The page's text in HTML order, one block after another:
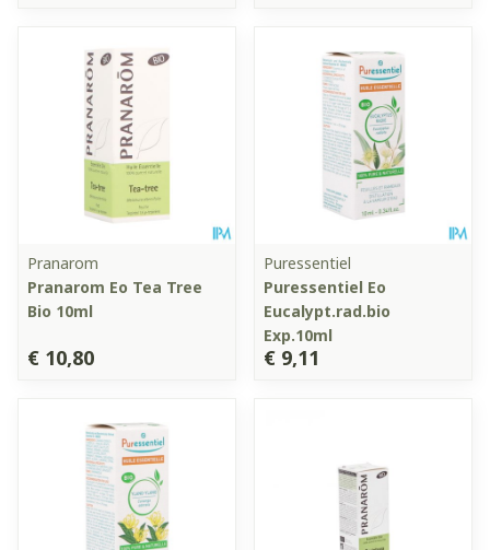
Pranarom
Pranarom Eo Tea Tree
Bio 10ml
€ 10,80
Puressentiel
Puressentiel Eo
Eucalypt.rad.bio
Exp.10ml
€ 9,11